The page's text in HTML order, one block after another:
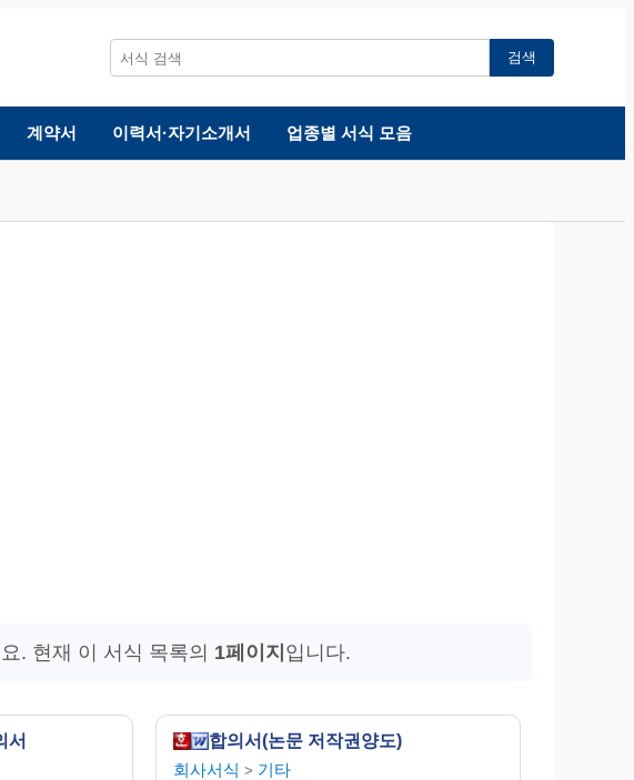
검색
계약서 이력서·자기소개서 업종별 서식 모음
. 현재 이 서식 목록의 1페이지 입니다.
서
합의서(논문 저작권양도)
회사서식 > 기타